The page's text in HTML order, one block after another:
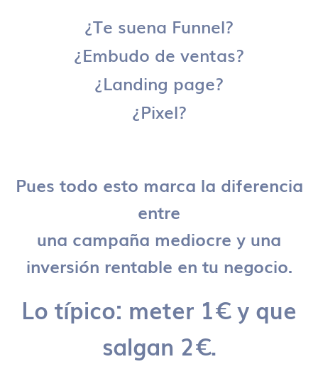
¿Te suena Funnel?
¿Embudo de ventas?
¿Landing page?
¿Pixel?
Pues todo esto marca la diferencia
entre
una campaña mediocre y una
inversión rentable en tu negocio.
Lo típico: meter 1€ y que
salgan 2€.